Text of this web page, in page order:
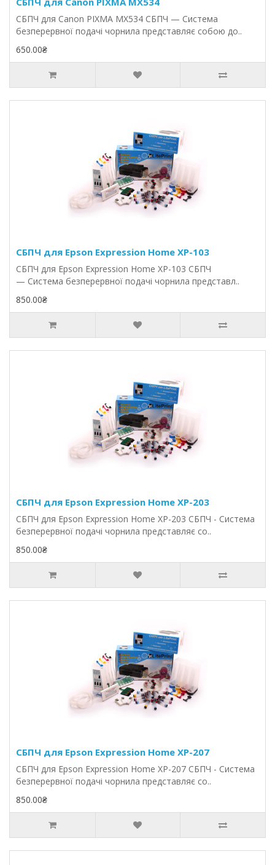
СБПЧ для Canon PIXMA MX534 СБПЧ — Система
безперервної подачі чорнила представляє собою до..
650.00₴
СБПЧ для Epson Expression Home XP-103
СБПЧ для Epson Expression Home XP-103 СБПЧ
— Система безперервної подачі чорнила представл..
850.00₴
СБПЧ для Epson Expression Home XP-203
СБПЧ для Epson Expression Home XP-203 СБПЧ - Система
безперервної подачі чорнила представляє со..
850.00₴
СБПЧ для Epson Expression Home XP-207
СБПЧ для Epson Expression Home XP-207 СБПЧ - Система
безперервної подачі чорнила представляє со..
850.00₴